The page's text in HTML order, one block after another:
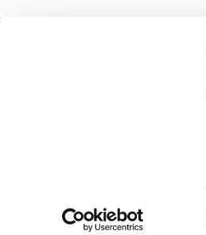
Behandling af